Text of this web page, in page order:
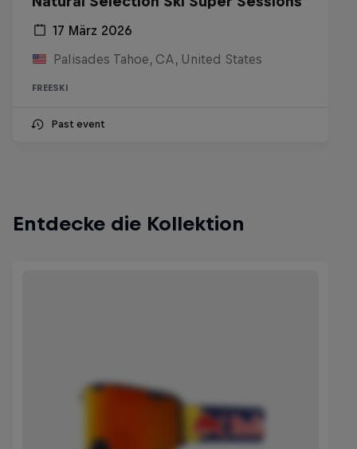
17 März 2026
Palisades Tahoe, CA, United States
FREESKI
Past event
Entdecke die Kollektion